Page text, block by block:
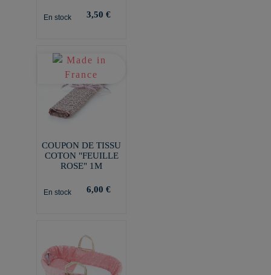
En stock 3,50 €
COUPON DE TISSU
COTON "FEUILLE
ROSE" 1M
En stock 6,00 €